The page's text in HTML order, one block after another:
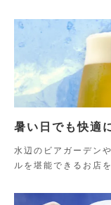
暑い日でも快適
水辺のビアガーデン
ルを堪能できるお店